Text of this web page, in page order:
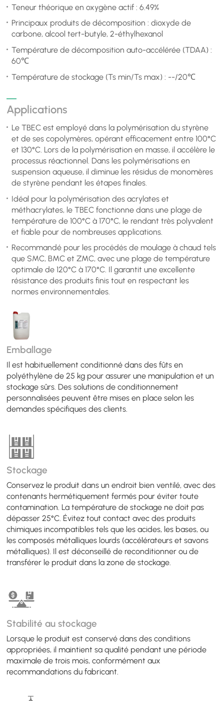
Teneur théorique en oxygène actif : 6.49%
Principaux produits de décomposition : dioxyde de
carbone, alcool tert-butyle, 2-éthylhexanol
Température de décomposition auto-accélérée (TDAA) :
60℃
Température de stockage (Ts min/Ts max) : --/20℃
Applications
Le TBEC est employé dans la polymérisation du styrène
et de ses copolymères, opérant efficacement entre 100°C
et 130°C. Lors de la polymérisation en masse, il accélère le
processus réactionnel. Dans les polymérisations en
suspension aqueuse, il diminue les résidus de monomères
de styrène pendant les étapes finales.
Idéal pour la polymérisation des acrylates et
méthacrylates, le TBEC fonctionne dans une plage de
température de 100°C à 170°C, le rendant très polyvalent
et fiable pour de nombreuses applications.
Recommandé pour les procédés de moulage à chaud tels
que SMC, BMC et ZMC, avec une plage de température
optimale de 120°C à 170°C. Il garantit une excellente
résistance des produits finis tout en respectant les
normes environnementales.
Emballage
Il est habituellement conditionné dans des fûts en
polyéthylène de 25 kg pour assurer une manipulation et un
stockage sûrs. Des solutions de conditionnement
personnalisées peuvent être mises en place selon les
demandes spécifiques des clients.
Stockage
Conservez le produit dans un endroit bien ventilé, avec des
contenants hermétiquement fermés pour éviter toute
contamination. La température de stockage ne doit pas
dépasser 25°C. Évitez tout contact avec des produits
chimiques incompatibles tels que les acides, les bases, ou
les composés métalliques lourds (accélérateurs et savons
métalliques). Il est déconseillé de reconditionner ou de
transférer le produit dans la zone de stockage.
Stabilité au stockage
Lorsque le produit est conservé dans des conditions
appropriées, il maintient sa qualité pendant une période
maximale de trois mois, conformément aux
recommandations du fabricant.